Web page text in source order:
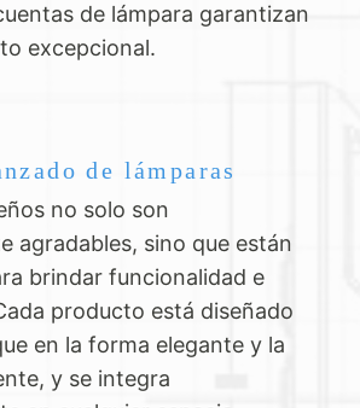
de lámpara garantizan
excepcional.
de lámparas
no solo son
agradables, sino que están
brindar funcionalidad e
producto está diseñado
en la forma elegante y la
y se integra